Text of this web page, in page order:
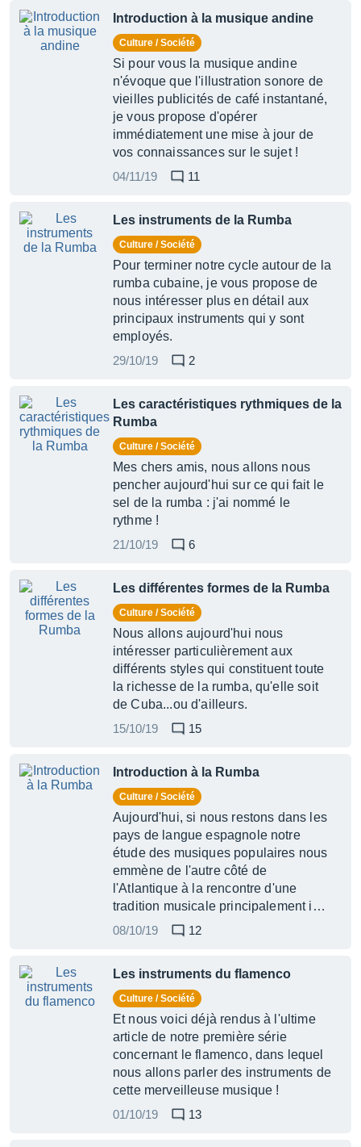
Introduction à la musique andine
Culture / Société
Si pour vous la musique andine
n'évoque que l'illustration sonore de
vieilles publicités de café instantané,
je vous propose d'opérer
immédiatement une mise à jour de
vos connaissances sur le sujet !
04/11/19
11
Les instruments de la Rumba
Culture / Société
Pour terminer notre cycle autour de la
rumba cubaine, je vous propose de
nous intéresser plus en détail aux
principaux instruments qui y sont
employés.
29/10/19
2
Les caractéristiques rythmiques de la
Rumba
Culture / Société
Mes chers amis, nous allons nous
pencher aujourd'hui sur ce qui fait le
sel de la rumba : j'ai nommé le
rythme !
21/10/19
6
Les différentes formes de la Rumba
Culture / Société
Nous allons aujourd'hui nous
intéresser particulièrement aux
différents styles qui constituent toute
la richesse de la rumba, qu'elle soit
de Cuba...ou d'ailleurs.
15/10/19
15
Introduction à la Rumba
Culture / Société
Aujourd'hui, si nous restons dans les
pays de langue espagnole notre
étude des musiques populaires nous
emmène de l'autre côté de
l'Atlantique à la rencontre d'une
tradition musicale principalement i…
08/10/19
12
Les instruments du flamenco
Culture / Société
Et nous voici déjà rendus à l'ultime
article de notre première série
concernant le flamenco, dans lequel
nous allons parler des instruments de
cette merveilleuse musique !
01/10/19
13